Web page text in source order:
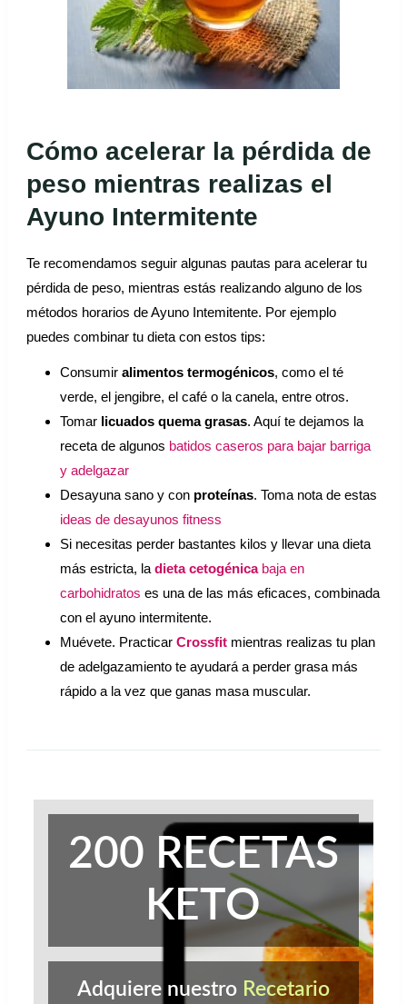
Cómo acelerar la pérdida de
peso mientras realizas el
Ayuno Intermitente
Te recomendamos seguir algunas pautas para acelerar tu
pérdida de peso, mientras estás realizando alguno de los
métodos horarios de Ayuno Intemitente. Por ejemplo
puedes combinar tu dieta con estos tips:
Consumiralimentos termogénicos, como el té
verde, el jengibre, el café o la canela, entre otros.
Tomar licuados quema grasas. Aquí te dejamos la
receta de algunos batidos caseros para bajar barriga
y adelgazar
Desayuna sano y con proteínas. Toma nota de estas
ideas de desayunos fitness
Si necesitas perder bastantes kilos y llevar una dieta
más estricta, ladieta cetogénicabaja en
carbohidratos es una de las más eficaces, combinada
con el ayuno intermitente.
Muévete. PracticarCrossfit mientras realizas tu plan
de adelgazamiento te ayudará a perder grasa más
rápido a la vez que ganas masa muscular.
200 RECETAS
KETO
Adquiere nuestro Recetario